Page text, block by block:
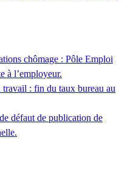
chômage : Pôle Emploi
à l’employeur.
travail : fin du taux bureau au
défaut de publication de